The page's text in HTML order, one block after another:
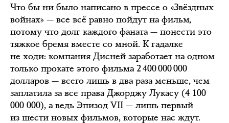
Что бы ни было написано в прессе о «Звёздных
войнах» — все всё равно пойдут на фильм,
потому что долг каждого фаната — понести это
тяжкое бремя вместе со мной. К гадалке
не ходи: компания Дисней заработает на одном
только прокате этого фильма 2 400 000 000
долларов — всего лишь в два раза меньше, чем
заплатила за все права Джорджу Лукасу (4 100
000 000), а ведь Эпизод VII — лишь первый
из шести новых фильмов, которые нас ждут.